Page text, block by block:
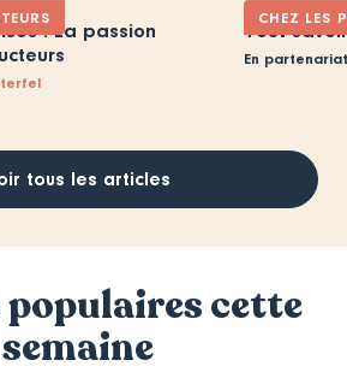
: La passion
CHEZ LES
Tout
En
tous les articles
populaires cette
semaine